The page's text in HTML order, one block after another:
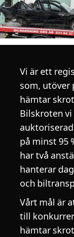
Vi är ett
som, utöver
hämtar
Bilskroten
på minst 95
har två
hanterar
och
Vårt mål är
till
hämtar